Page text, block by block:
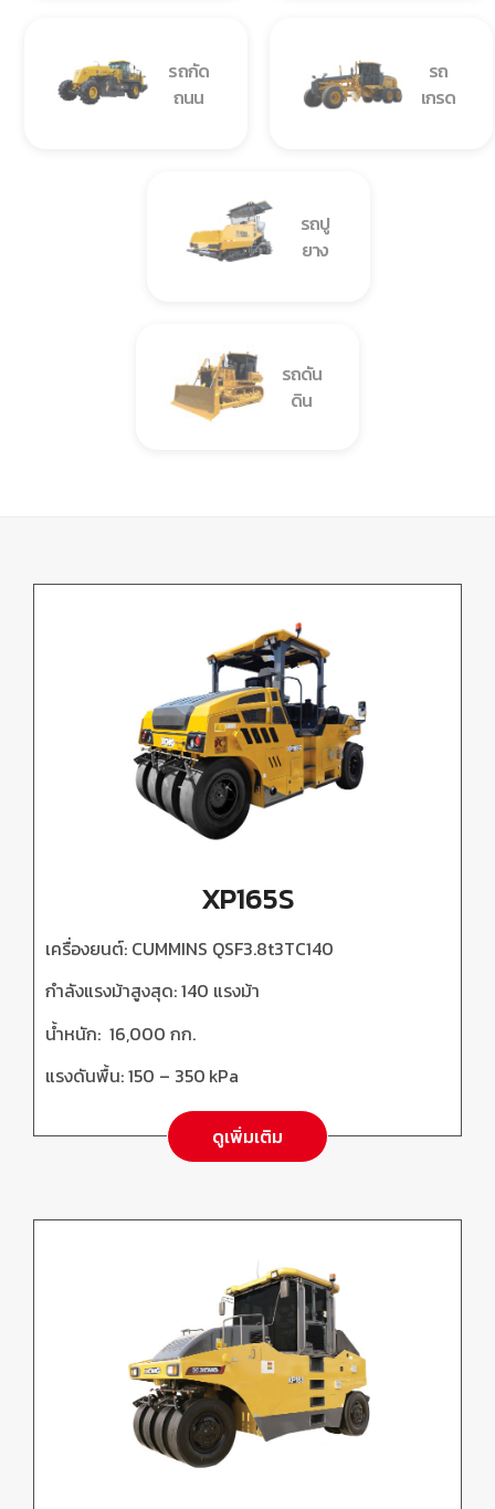
รถกัด
ถนน
รถ
เกรด
รถปู
ยาง
รถดัน
ดิน
XP165S
เครื่องยนต์: CUMMINS QSF3.8t3TC140
กำลังแรงม้าสูงสุด: 140 แรงม้า
น้ำหนัก: 16,000 กก.
แรงดันพื้น:150 – 350 kPa
ดูเพิ่มเติม